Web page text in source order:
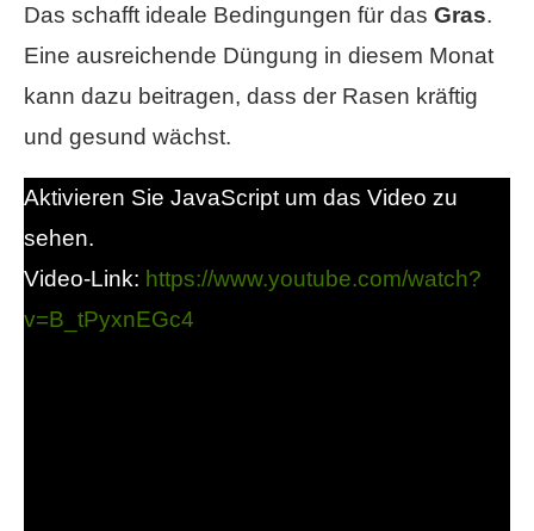
Das schafft ideale Bedingungen für das Gras.
Eine ausreichende Düngung in diesem Monat
kann dazu beitragen, dass der Rasen kräftig
und gesund wächst.
Aktivieren Sie JavaScript um das Video zu
sehen.
Video-Link: https://www.youtube.com/watch?
v=B_tPyxnEGc4